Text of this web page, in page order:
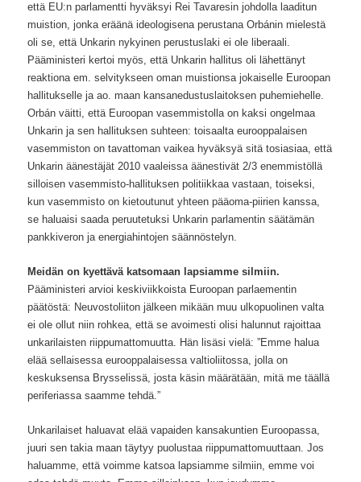
että EU:n parlamentti hyväksyi Rei Tavaresin johdolla laaditun
muistion, jonka eräänä ideologisena perustana Orbánin mielestä
oli se, että Unkarin nykyinen perustuslaki ei ole liberaali.
Pääministeri kertoi myös, että Unkarin hallitus oli lähettänyt
reaktiona em. selvitykseen oman muistionsa jokaiselle Euroopan
hallitukselle ja ao. maan kansanedustuslaitoksen puhemiehelle.
Orbán väitti, että Euroopan vasemmistolla on kaksi ongelmaa
Unkarin ja sen hallituksen suhteen: toisaalta eurooppalaisen
vasemmiston on tavattoman vaikea hyväksyä sitä tosiasiaa, että
Unkarin äänestäjät 2010 vaaleissa äänestivät 2/3 enemmistöllä
silloisen vasemmisto-hallituksen politiikkaa vastaan, toiseksi,
kun vasemmisto on kietoutunut yhteen pääoma-piirien kanssa,
se haluaisi saada peruutetuksi Unkarin parlamentin säätämän
pankkiveron ja energiahintojen säännöstelyn.
Meidän on kyettävä katsomaan lapsiamme silmiin.
Pääministeri arvioi keskiviikkoista Euroopan parlaementin
päätöstä: Neuvostoliiton jälkeen mikään muu ulkopuolinen valta
ei ole ollut niin rohkea, että se avoimesti olisi halunnut rajoittaa
unkarilaisten riippumattomuutta. Hän lisäsi vielä: ”Emme halua
elää sellaisessa eurooppalaisessa valtioliitossa, jolla on
keskuksensa Brysselissä, josta käsin määrätään, mitä me täällä
periferiassa saamme tehdä.”
Unkarilaiset haluavat elää vapaiden kansakuntien Euroopassa,
juuri sen takia maan täytyy puolustaa riippumattomuuttaan. Jos
haluamme, että voimme katsoa lapsiamme silmiin, emme voi